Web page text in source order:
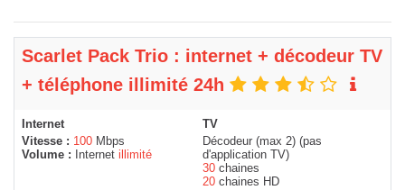
Scarlet Pack Trio : internet + décodeur TV
+ téléphone illimité 24h
Internet
Vitesse : 100 Mbps
Volume :
Internet illimité
TV
Décodeur (max 2) (pas
d'application TV)
30 chaines
20 chaines HD